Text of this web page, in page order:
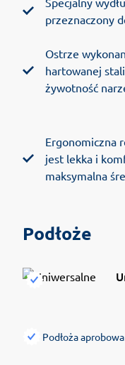
przeznaczony
Ostrze
hartowanej
żywotność
Ergonomiczna
jest lekka i
maksymalna
Podłoże
Podłoża